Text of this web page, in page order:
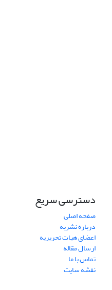
دسترسی سریع
صفحه اصلی
درباره نشریه
اعضای هیات تحریریه
ارسال مقاله
تماس با ما
نقشه سایت